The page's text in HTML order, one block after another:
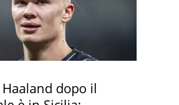
Haaland dopo il